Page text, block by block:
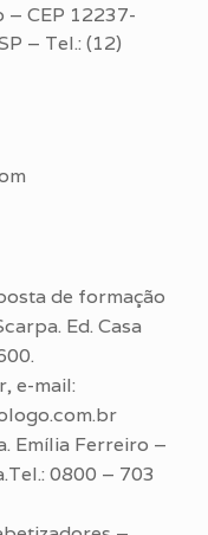
– CEP 12237-
– Tel.: (12)
de formação
Ed. Casa
e-mail:
Emília Ferreiro –
0800 – 703